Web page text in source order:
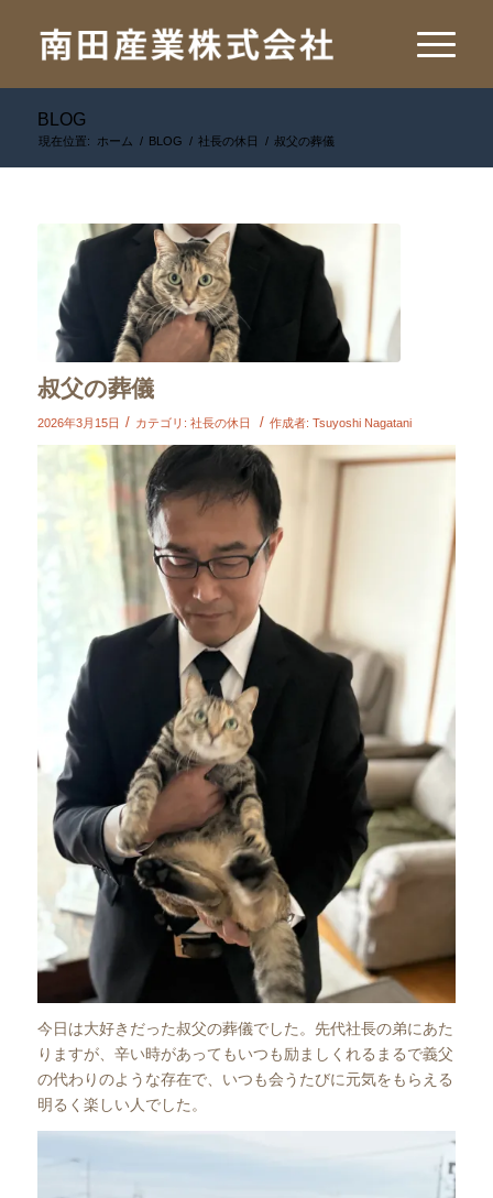
BLOG
現在位置: ホーム / BLOG / 社長の休日 / 叔父の葬儀
叔父の葬儀
2026年3月15日 / カテゴリ: 社長の休日 / 作成者: Tsuyoshi Nagatani
今日は大好きだった叔父の葬儀でした。先代社長の弟にあた
りますが、辛い時があってもいつも励ましくれるまるで義父
の代わりのような存在で、いつも会うたびに元気をもらえる
明るく楽しい人でした。